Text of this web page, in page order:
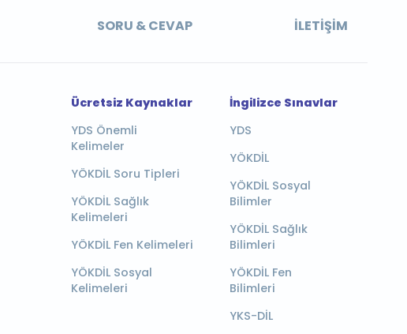
SORU & CEVAP İLETIŞIM
Ücretsiz Kaynaklar
YDS Önemli
Kelimeler
YÖKDİL Soru Tipleri
YÖKDİL Sağlık
Kelimeleri
YÖKDİL Fen Kelimeleri
YÖKDİL Sosyal
Kelimeleri
İngilizce Sınavlar
YDS
YÖKDİL
YÖKDİL Sosyal
Bilimler
YÖKDİL Sağlık
Bilimleri
YÖKDİL Fen
Bilimleri
YKS-DİL